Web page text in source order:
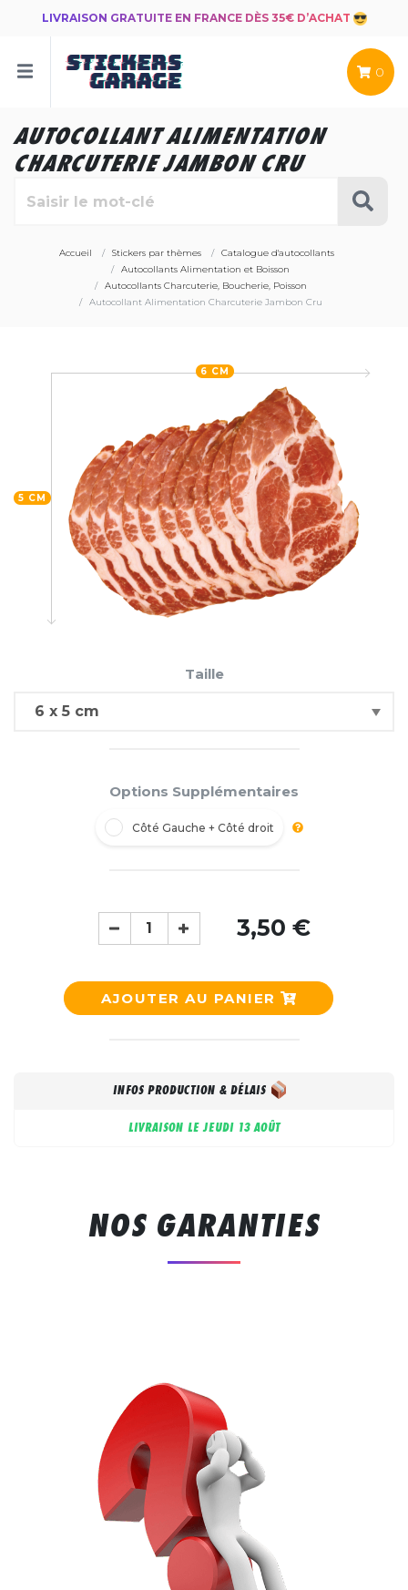
LIVRAISON GRATUITE EN FRANCE DÈS 35€ D’ACHAT
0
AUTOCOLLANT ALIMENTATION
CHARCUTERIE JAMBON CRU
Accueil Stickers par thèmes
Catalogue d'autocollants
Autocollants Alimentation et Boisson
Autocollants Charcuterie, Boucherie, Poisson
Autocollant Alimentation Charcuterie Jambon Cru
5 CM
6 CM
Taille
Options Supplémentaires
Côté Gauche + Côté droit
3,50 €
AJOUTER AU PANIER
INFOS PRODUCTION & DÉLAIS
LIVRAISON LEJEUDI 13 AOÛT
NOS GARANTIES